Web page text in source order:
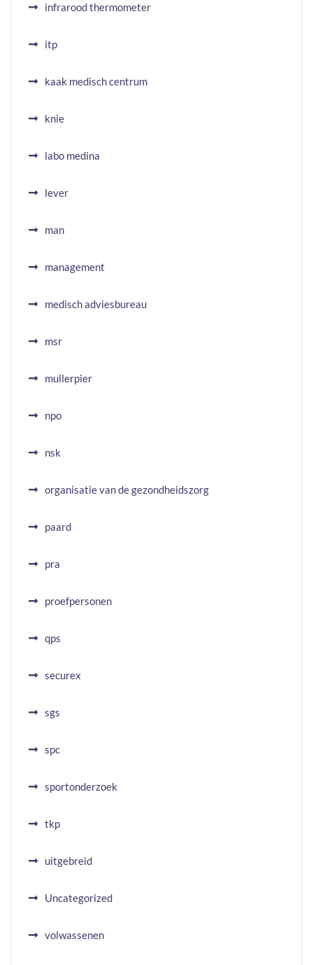
infrarood thermometer
itp
kaak medisch centrum
knie
labo medina
lever
man
management
medisch adviesbureau
msr
mullerpier
npo
nsk
organisatie van de gezondheidszorg
paard
pra
proefpersonen
qps
securex
sgs
spc
sportonderzoek
tkp
uitgebreid
Uncategorized
volwassenen